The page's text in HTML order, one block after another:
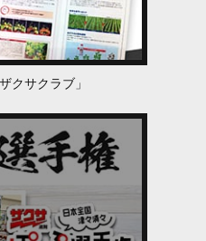
クサクラブ」